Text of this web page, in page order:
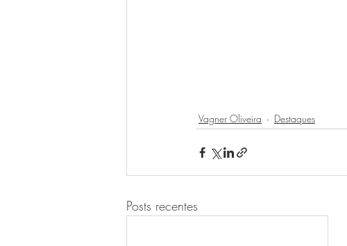
Vagner Oliveira Destaques
Posts recentes